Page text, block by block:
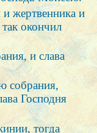
жертвенника и
окончил
и слава
собрания,
Господня
тогда